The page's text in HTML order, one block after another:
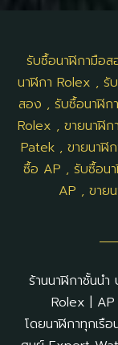
รับซื้อนาฬิกามือส
นาฬิกา Rolex , รั
สอง , รับซื้อนาฬิ
Rolex , ขายนาฬิ
Patek , ขายนาฬิ
ซื้อ AP , รับซื้อน
AP , ขาย
ร้านนาฬิกาชั้นน
Rolex | AP
โดยนาฬิกาทุกเรื